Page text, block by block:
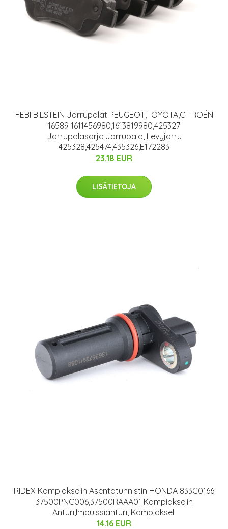
FEBI BILSTEIN Jarrupalat PEUGEOT,TOYOTA,CITROËN
16589 1611456980,1613819980,425327
Jarrupalasarja,Jarrupala, Levyjarru
425328,425474,435326,E172283
23.18 EUR
LISÄTIETOJA
RIDEX Kampiakselin Asentotunnistin HONDA 833C0166
37500PNC006,37500RAAA01 Kampiakselin
Anturi,Impulssianturi, Kampiakseli
14.16 EUR